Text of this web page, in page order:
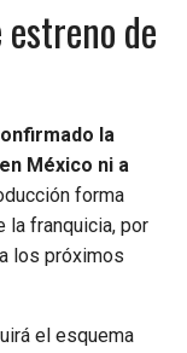
de
la
México ni a
forma
la franquicia, por
los próximos
el esquema